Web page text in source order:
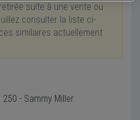
suite à une vente ou
consulter la liste ci-
similaires actuellement
- Sammy Miller